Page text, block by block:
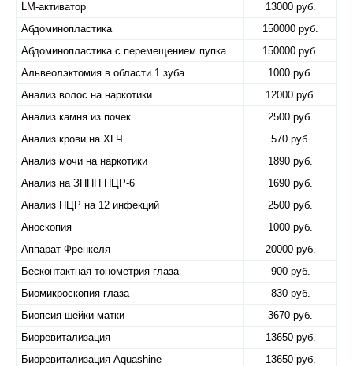
LM-активатор
13000 руб.
Абдоминопластика
150000 руб.
Абдоминопластика с перемещением пупка
150000 руб.
Альвеолэктомия в области 1 зуба
1000 руб.
Анализ волос на наркотики
12000 руб.
Анализ камня из почек
2500 руб.
Анализ крови на ХГЧ
570 руб.
Анализ мочи на наркотики
1890 руб.
Анализ на ЗППП ПЦР-6
1690 руб.
Анализ ПЦР на 12 инфекций
2500 руб.
Аноскопия
1000 руб.
Аппарат Френкеля
20000 руб.
Бесконтактная тонометрия глаза
900 руб.
Биомикроскопия глаза
830 руб.
Биопсия шейки матки
3670 руб.
Биоревитализация
13650 руб.
Биоревитализация Aquashine
13650 руб.